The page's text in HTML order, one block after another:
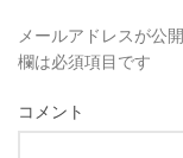
メールアドレスが公
欄は必須項目です
コメント